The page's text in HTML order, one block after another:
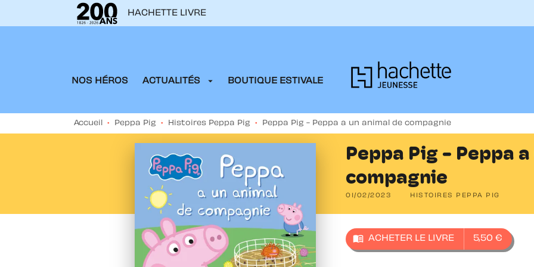
MENU
HACHETTE LIVRE
NOS HÉROS ACTUALITÉS arrow_drop_down BOUTIQUE ESTIVALE
Accueil • Peppa Pig • Histoires Peppa Pig • Peppa Pig - Peppa a un animal de compagnie
Peppa Pig - Peppa
compagnie
01/02/2023 HISTOIRES PEPPA PIG
menu_book ACHETER LE LIVRE 5,50 €